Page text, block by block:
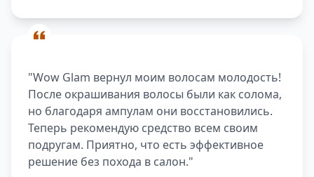
"Wow Glam вернул моим волосам молодость!
После окрашивания волосы были как солома,
но благодаря ампулам они восстановились.
Теперь рекомендую средство всем своим
подругам. Приятно, что есть эффективное
решение без похода в салон."